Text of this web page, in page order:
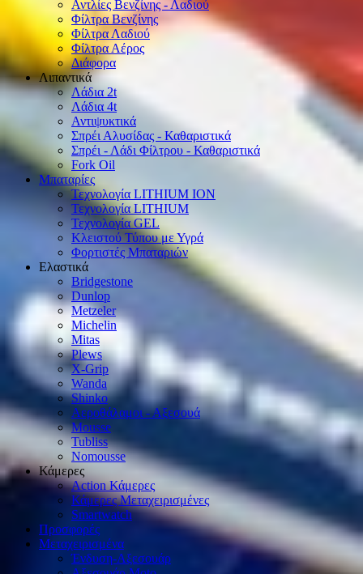
Αντλίες Βενζίνης - Λαδιού
Φίλτρα Βενζίνης
Φίλτρα Λαδιού
Φίλτρα Αέρος
Διάφορα
Λιπαντικά
Λάδια 2t
Λάδια 4t
Αντιψυκτικά
Σπρέι Αλυσίδας - Καθαριστικά
Σπρέι - Λάδι Φίλτρου - Καθαριστικά
Fork Oil
Μπαταρίες
Τεχνολογία LITHIUM ION
Τεχνολογία LITHIUM
Τεχνολογία GEL
Κλειστού Τύπου με Υγρά
Φορτιστές Μπαταριών
Ελαστικά
Bridgestone
Dunlop
Metzeler
Michelin
Mitas
Plews
X-Grip
Wanda
Shinko
Αεροθάλαμοι - Αξεσουά
Mousse
Tubliss
Nomousse
Κάμερες
Action Κάμερες
Κάμερες Μεταχειρισμένες
Smartwatch
Προσφορές
Μεταχειρισμένα
Ένδυση-Αξεσουάρ